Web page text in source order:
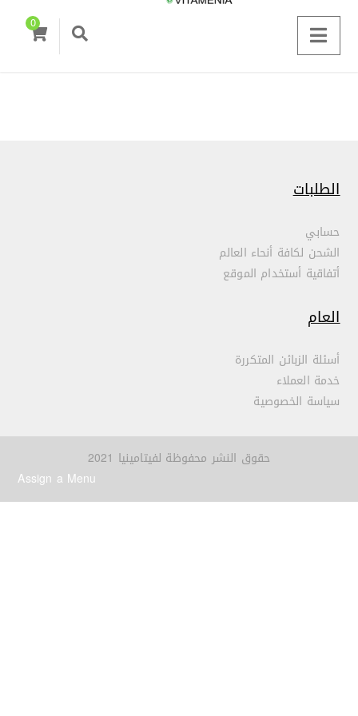
0
الطلبات
حسابي
الشحن لكافة أنحاء العالم
أتفاقية أستخدام الموقع
العام
أسئلة الزبائن المتكررة
خدمة العملاء
سياسة الخصوصية
حقوق النشر محفوظة لفيتامينيا 2021
Assign a Menu